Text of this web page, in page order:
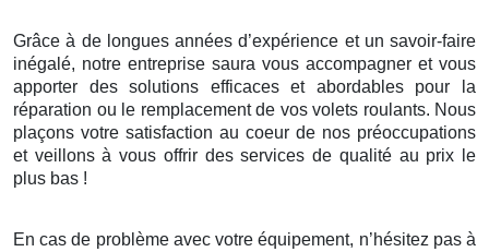
Grâce à de longues années d’expérience et un savoir-faire
inégalé, notre entreprise saura vous accompagner et vous
apporter des solutions efficaces et abordables pour la
réparation ou le remplacement de vos volets roulants. Nous
plaçons votre satisfaction au coeur de nos préoccupations
et veillons à vous offrir des services de qualité au prix le
plus bas !
En cas de problème avec votre équipement, n’hésitez pas à